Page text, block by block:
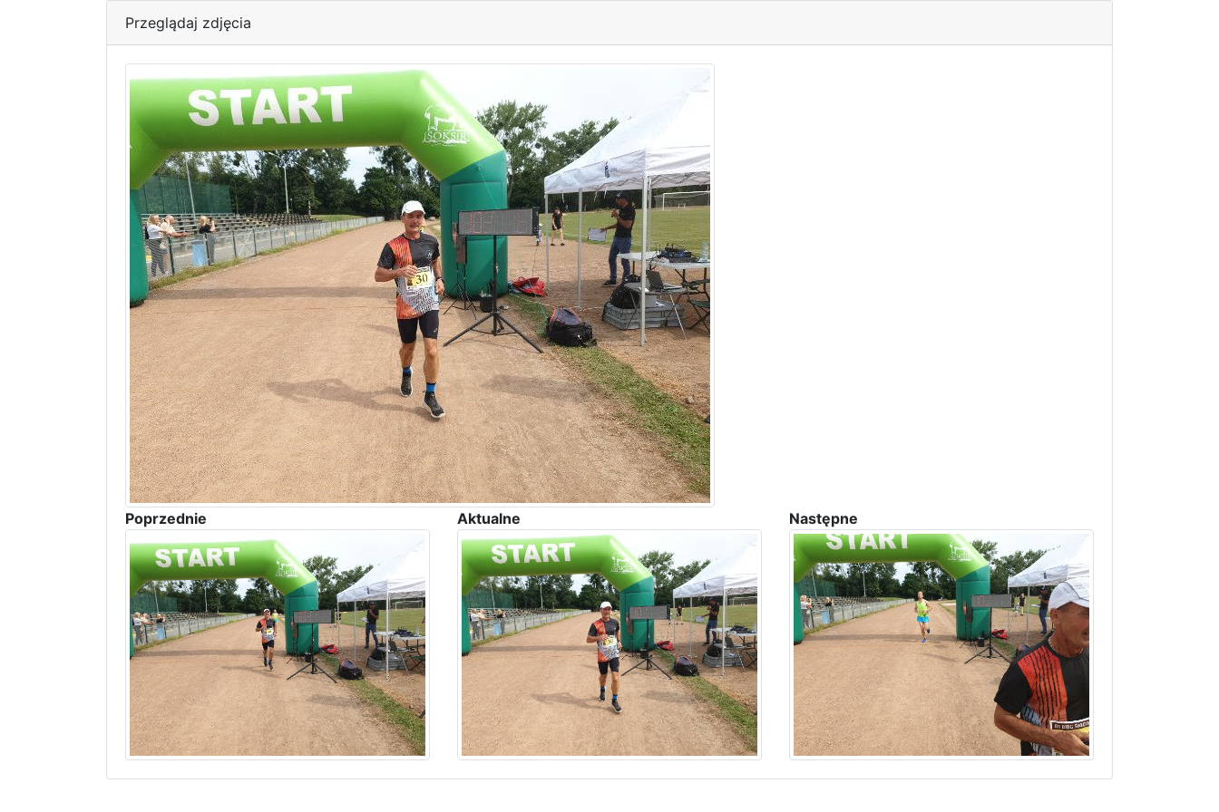
Przeglądaj zdjęcia
Poprzednie Aktualne Następne